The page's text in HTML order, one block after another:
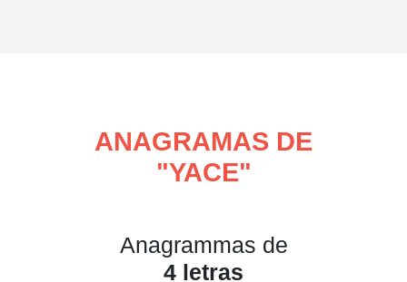
ANAGRAMAS DE
"YACE"
Anagrammas de
4 letras